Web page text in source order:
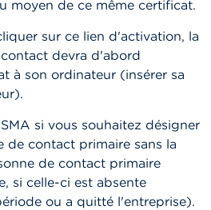
moyen de ce même certificat.
sur ce lien d'activation, la
devra d'abord
à son ordinateur (insérer sa
si vous souhaitez désigner
de contact primaire sans la
de contact primaire
si celle-ci est absente
ou a quitté l'entreprise).